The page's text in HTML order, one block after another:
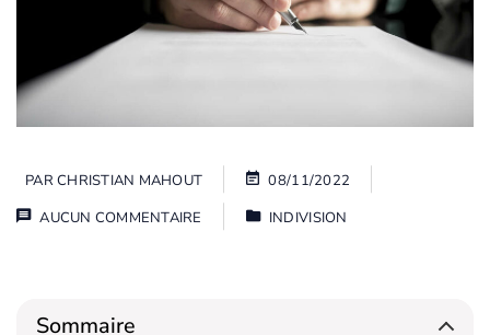
PARCHRISTIAN MAHOUT
08/11/2022
AUCUN COMMENTAIRE
INDIVISION
Sommaire